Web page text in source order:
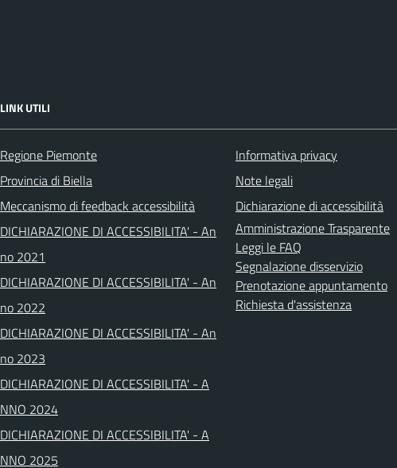
LINK UTILI
Regione Piemonte
Provincia di Biella
Meccanismo di feedback accessibilità
DICHIARAZIONE DI ACCESSIBILITA' - An
no 2021
DICHIARAZIONE DI ACCESSIBILITA' - An
no 2022
DICHIARAZIONE DI ACCESSIBILITA' - An
no 2023
DICHIARAZIONE DI ACCESSIBILITA' - A
NNO 2024
DICHIARAZIONE DI ACCESSIBILITA' - A
NNO 2025
Informativa privacy
Note legali
Dichiarazione di accessibilità
Amministrazione Trasparente
Leggi le FAQ
Segnalazione disservizio
Prenotazione appuntamento
Richiesta d'assistenza